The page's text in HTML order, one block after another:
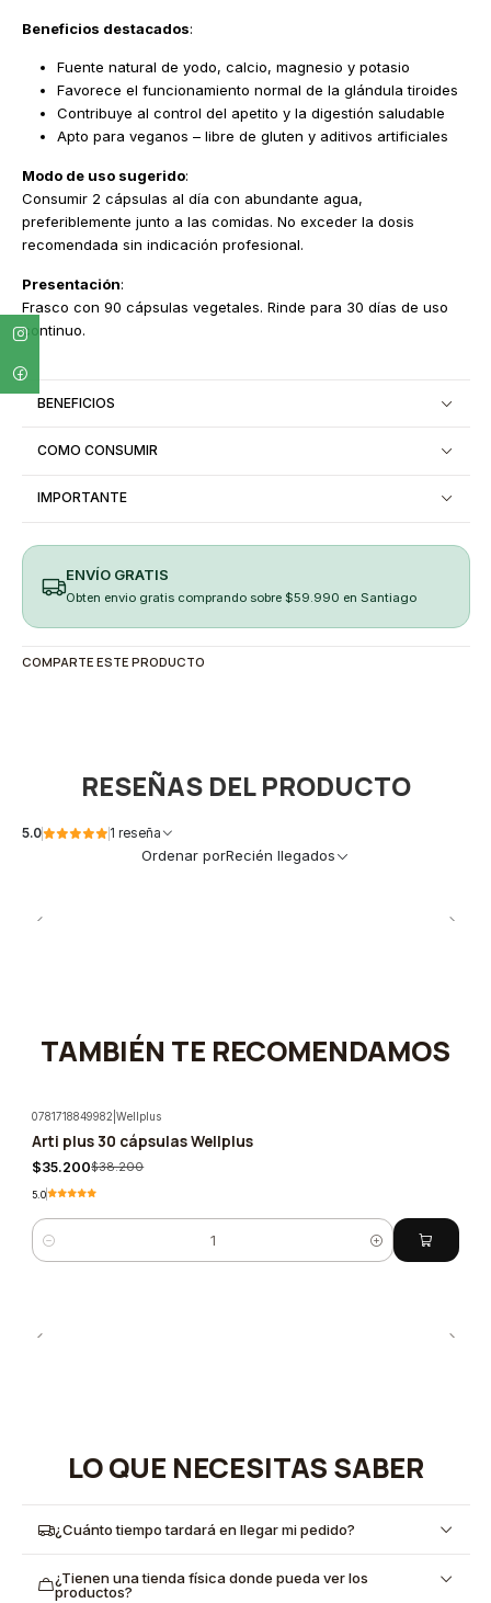
Beneficios destacados:
Fuente natural de yodo, calcio, magnesio y potasio
Favorece el funcionamiento normal de la glándula tiroides
Contribuye al control del apetito y la digestión saludable
Apto para veganos – libre de gluten y aditivos artificiales
Modo de uso sugerido:
Consumir 2 cápsulas al día con abundante agua,
preferiblemente junto a las comidas. No exceder la dosis
recomendada sin indicación profesional.
Presentación:
Frasco con 90 cápsulas vegetales. Rinde para 30 días de uso
continuo.
BENEFICIOS
COMO CONSUMIR
IMPORTANTE
ENVÍO GRATIS
Obten envio gratis comprando sobre $59.990 en Santiago
COMPARTE ESTE PRODUCTO
RESEÑAS DEL PRODUCTO
5.0 1 reseña
Ordenar porRecién llegados
TAMBIÉN TE RECOMENDAMOS
-8%
0781718849982 |Wellplus
Arti plus 30 cápsulas Wellplus
$35.200$38.200
5.0
Cantidad
LO QUE NECESITAS SABER
¿Cuánto tiempo tardará en llegar mi pedido?
¿Tienen una tienda física donde pueda ver los
productos?